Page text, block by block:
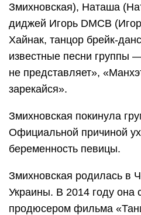
Змихновская), Наташа
диджей Игорь DMCB
Хайнак, танцор брейк-
известные песни группы
не представляет»,
зарекайся».
Змихновская покинула
Официальной причиной
беременность певицы.
Змихновская родилась в
Украины. В 2014 году она
продюсером фильма